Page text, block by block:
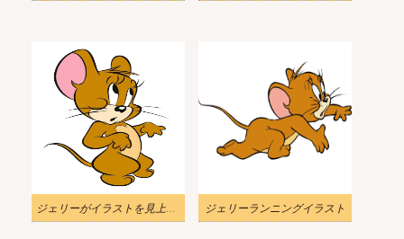
ジェリーがイラストを見上げる ジェリーランニングイラスト